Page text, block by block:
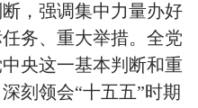
，强调集中力量办好
务、重大举措。全党
央这一基本判断和重
刻领会“十五五”时期